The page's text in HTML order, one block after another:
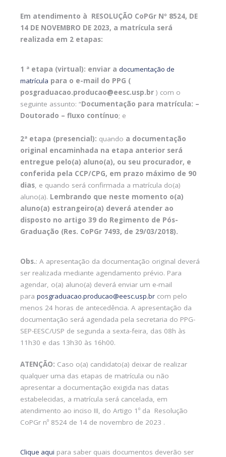
Em atendimento à RESOLUÇÃO CoPGr Nº 8524, DE
14 DE NOVEMBRO DE 2023, a matrícula será
realizada em 2 etapas:
1 ª etapa (virtual): enviar adocumentação de
matrícula para o e-mail do PPG (
posgraduacao.producao@eesc.usp.br) com o
seguinte assunto: “Documentação para matrícula: –
Doutorado – fluxo contínuo; e
2ª etapa (presencial): quando a documentação
original encaminhada na etapa anterior será
entregue pelo(a) aluno(a), ou seu procurador, e
conferida pela CCP/CPG, em prazo máximo de 90
dias, e quando será confirmada a matrícula do(a)
aluno(a). Lembrando que neste momento o(a)
aluno(a) estrangeiro(a) deverá atender ao
disposto no artigo 39 do Regimento de Pós-
Graduação (Res. CoPGr 7493, de 29/03/2018).
Obs.: A apresentação da documentação original deverá
ser realizada mediante agendamento prévio. Para
agendar, o(a) aluno(a) deverá enviar um e-mail
paraposgraduacao.producao@eesc.usp.br com pelo
menos 24 horas de antecedência. A apresentação da
documentação será agendada pela secretaria do PPG-
SEP-EESC/USP de segunda a sexta-feira, das 08h às
11h30 e das 13h30 às 16h00.
ATENÇÃO: Caso o(a) candidato(a) deixar de realizar
qualquer uma das etapas de matrícula ou não
apresentar a documentação exigida nas datas
estabelecidas, a matrícula será cancelada, em
atendimento ao inciso III, do Artigo 1º da Resolução
CoPGr nº 8524 de 14 de novembro de 2023 .
Clique aqui para saber quais documentos deverão ser